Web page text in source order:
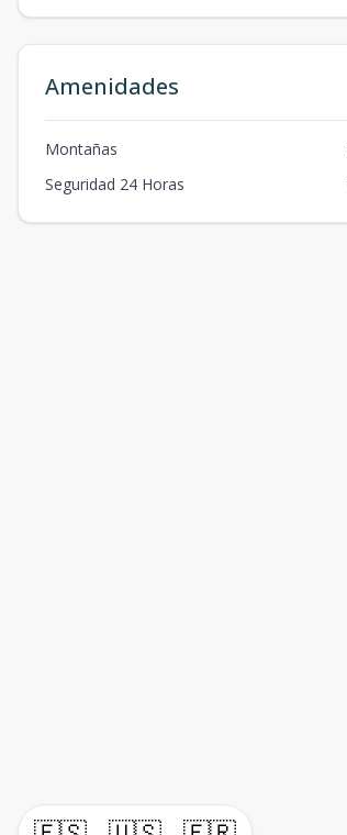
Amenidades
Montañas
Seguridad 24 Horas